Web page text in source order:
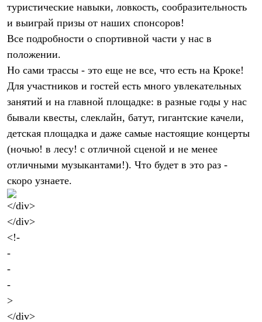
Городские
Аксессуары для рюкзаков
Спальные мешки
Пуховые
Комбинированные
С синтетическим утеплителем
Аксессуары для спальников
Сумки и баулы
Баулы
Кошельки
Сумки
Гермомешки
Полезные аксессуары
Книги
Еда
Коврики
Обувь
Женская обувь
Сапоги
Ботинки
Мужская обувь
Кроссовки
Сапоги
Гамаши
Бахилы
Тапочки и чуни
туристические навыки, ловкость, сообразительность
и выиграй призы от наших спонсоров!
Все подробности о спортивной части у нас в
положении.
Но сами трассы - это еще не все, что есть на Кроке!
Для участников и гостей есть много увлекательных
занятий и на главной площадке: в разные годы у нас
бывали квесты, слеклайн, батут, гигантские качели,
детская площадка и даже самые настоящие концерты
(ночью! в лесу! с отличной сценой и не менее
отличными музыкантами!). Что будет в это раз -
скоро узнаете.